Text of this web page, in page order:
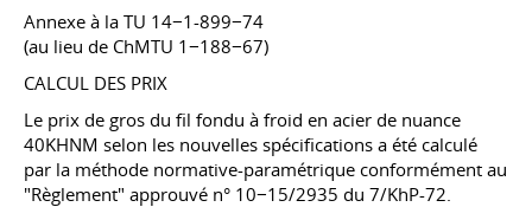
Annexe à la TU 14−1-899−74
(au lieu de ChMTU 1−188−67)
CALCUL DES PRIX
Le prix de gros du fil fondu à froid en acier de nuance
40KHNM selon les nouvelles spécifications a été calculé
par la méthode normative-paramétrique conformément au
"Règlement" approuvé n° 10−15/2935 du 7/KhP-72.